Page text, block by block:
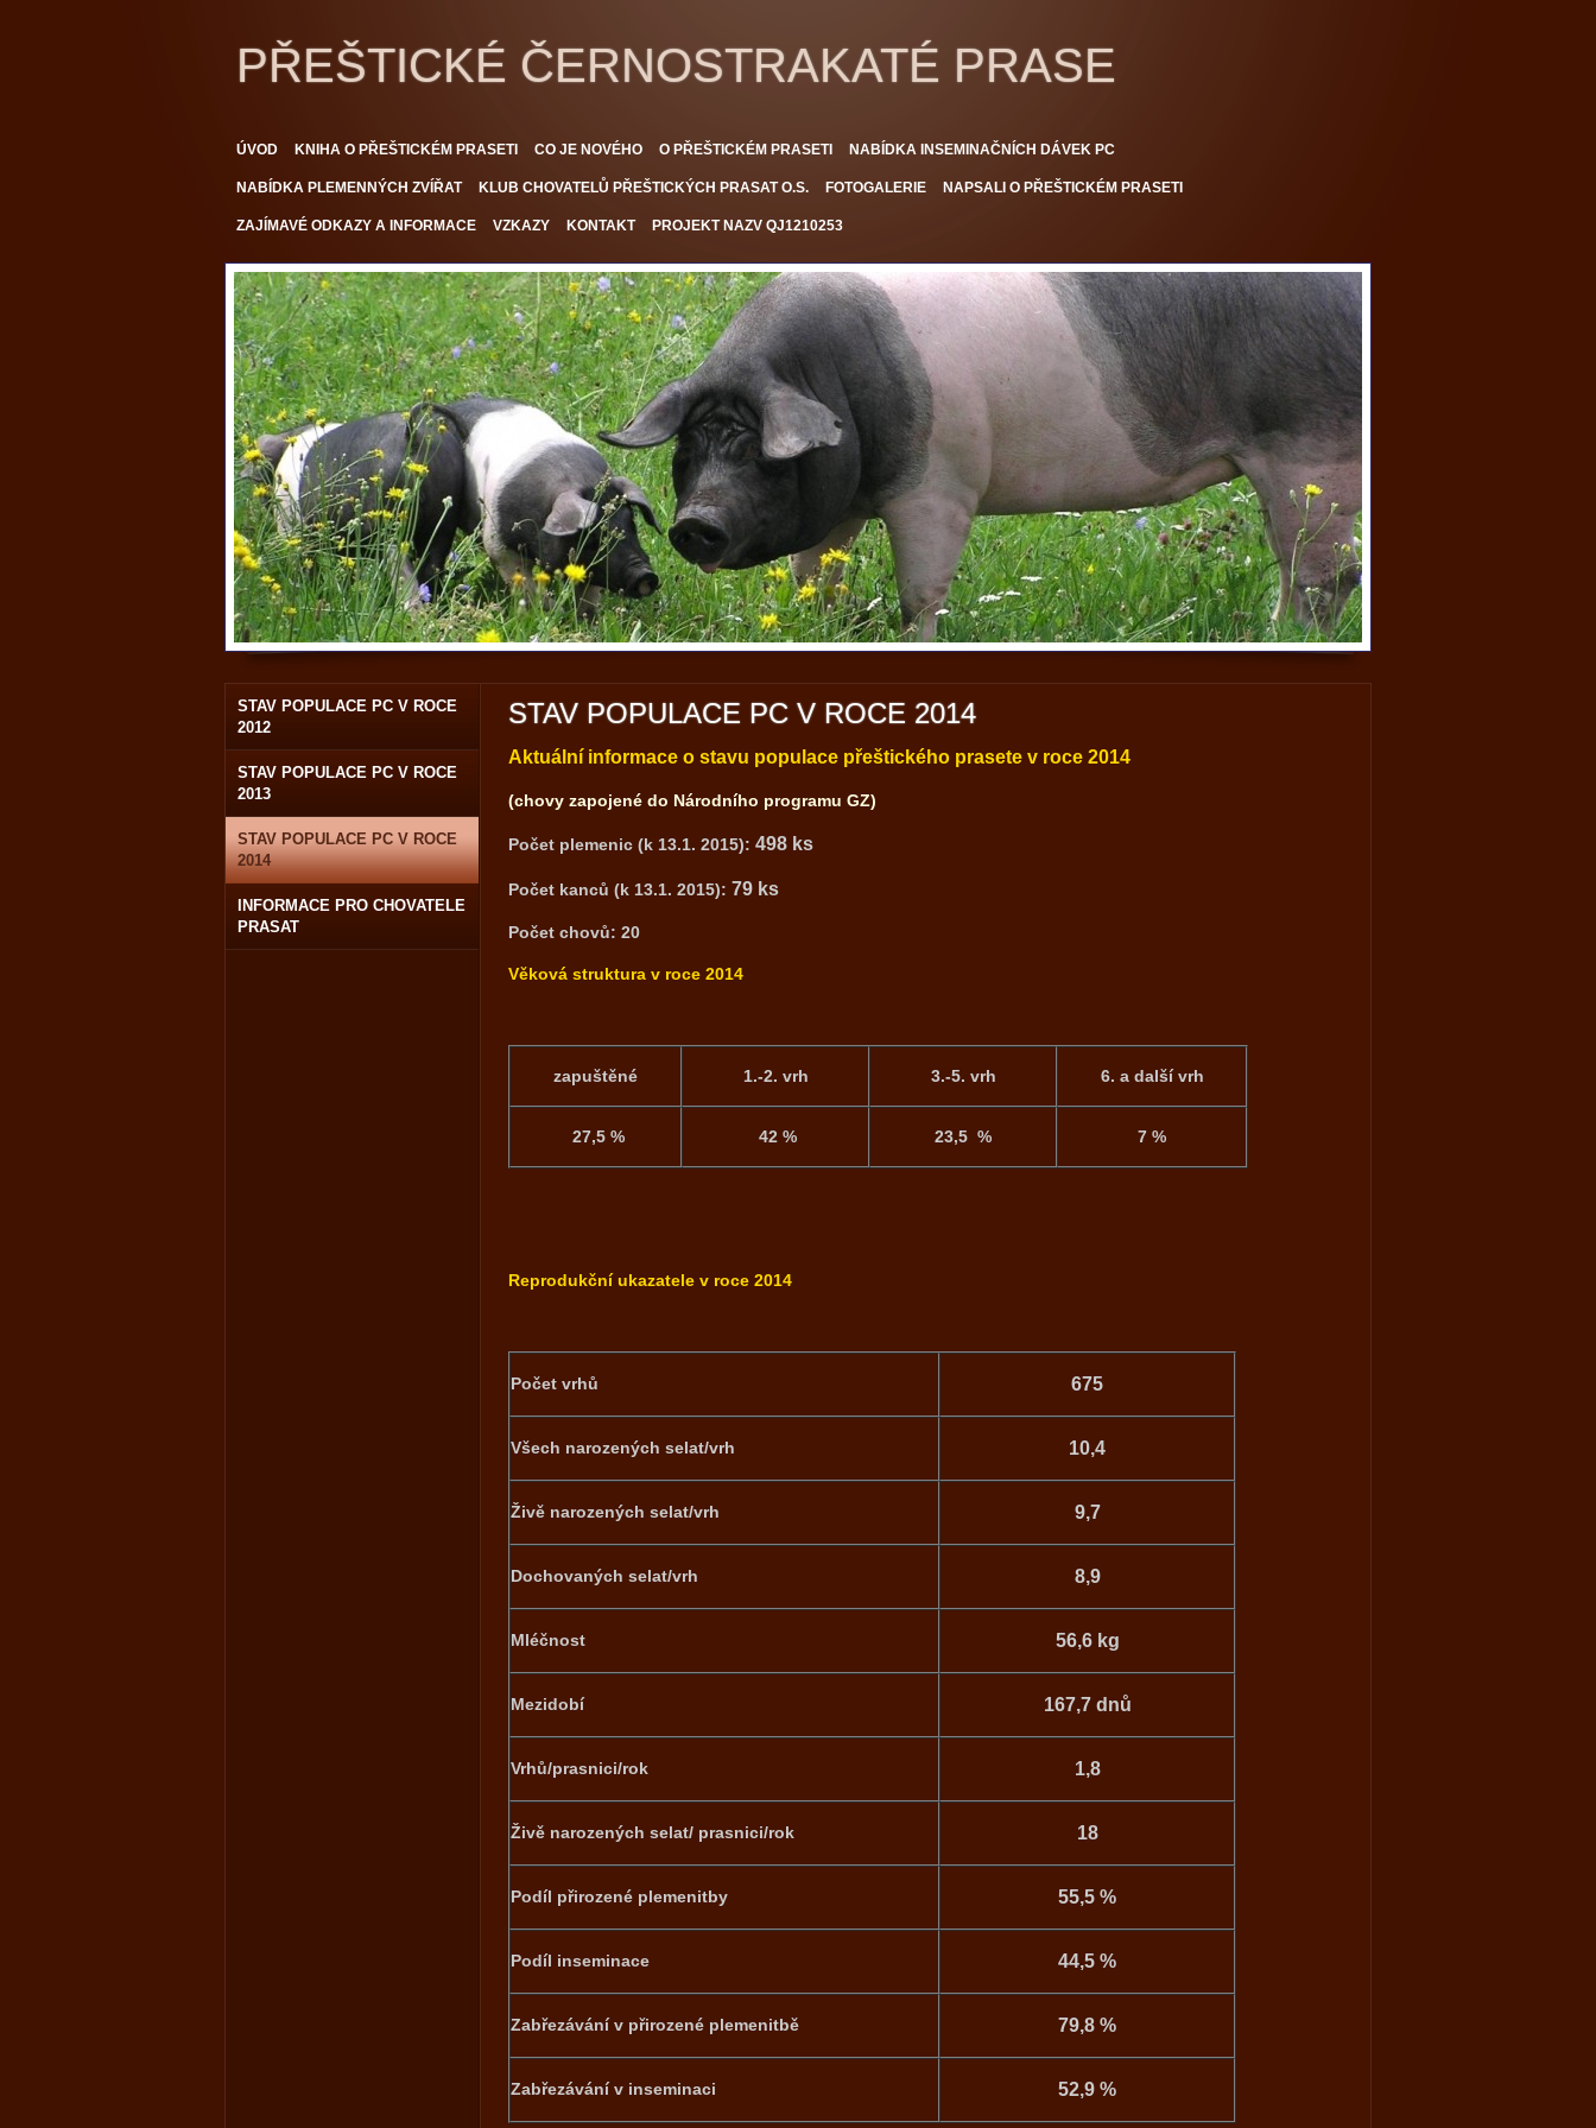
PŘEŠTICKÉ ČERNOSTRAKATÉ PRASE
ÚVOD KNIHA O PŘEŠTICKÉM PRASETI CO JE NOVÉHO O PŘEŠTICKÉM PRASETI NABÍDKA INSEMINAČNÍCH DÁVEK PC
NABÍDKA PLEMENNÝCH ZVÍŘAT KLUB CHOVATELŮ PŘEŠTICKÝCH PRASAT O.S. FOTOGALERIE NAPSALI O PŘEŠTICKÉM PRASETI
ZAJÍMAVÉ ODKAZY A INFORMACE VZKAZY KONTAKT PROJEKT NAZV QJ1210253
STAV POPULACE PC V ROCE 2014
Aktuální informace o stavu populace přeštického prasete v roce 2014
(chovy zapojené do Národního programu GZ)
Počet plemenic (k 13.1. 2015): 498 ks
Počet kanců (k 13.1. 2015): 79 ks
Počet chovů: 20
Věková struktura v roce 2014
zapuštěné 1.-2. vrh 3.-5. vrh 6. adalší vrh
27,5 % 42 % 23,5 % 7 %
Reprodukční ukazatele v roce 2014
Počet vrhů 675
Všech narozených selat/vrh 10,4
Živě narozených selat/vrh 9,7
Dochovaných selat/vrh 8,9
Mléčnost 56,6 kg
Mezidobí 167,7 dnů
Vrhů/prasnici/rok 1,8
Živě narozených selat/ prasnici/rok 18
Podíl přirozené plemenitby 55,5 %
Podíl inseminace 44,5 %
Zabřezávání v přirozené plemenitbě 79,8 %
Zabřezávání v inseminaci 52,9 %
STAV POPULACE PC V ROCE
2012
STAV POPULACE PC V ROCE
2013
STAV POPULACE PC V ROCE
2014
INFORMACE PRO CHOVATELE
PRASAT